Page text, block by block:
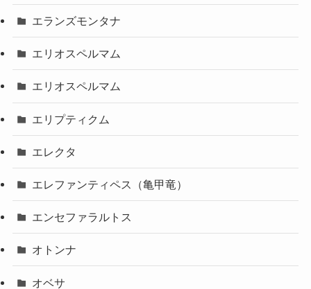
エランズモンタナ
エリオスペルマム
エリオスペルマム
エリプティクム
エレクタ
エレファンティペス（亀甲竜）
エンセファラルトス
オトンナ
オベサ